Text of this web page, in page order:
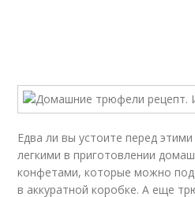
Едва ли вы устоите перед
легкими в приготовлении
конфетами, которые можно
в аккуратной коробке. А еще